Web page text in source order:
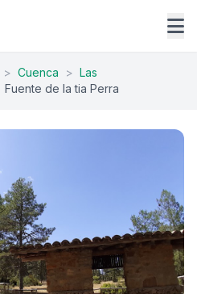
> Cuenca > Las
Fuente de la tia Perra